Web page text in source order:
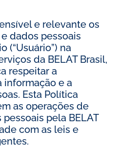
e relevante os
dados pessoais
(“Usuário”) na
da BELAT Brasil,
respeitar a
e a
Esta Política
as operações de
pela BELAT
com as leis e